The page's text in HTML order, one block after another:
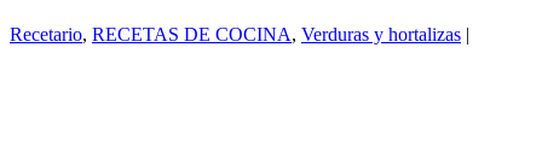
Recetario, RECETAS DE COCINA, Verduras y hortalizas |